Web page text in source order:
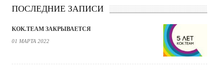
ПОСЛЕДНИЕ ЗАПИСИ
KOK.TEAM ЗАКРЫВАЕТСЯ
01 МАРТА 2022